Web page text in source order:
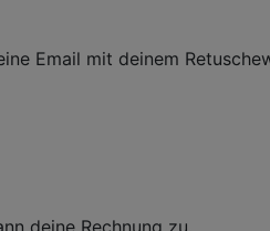
Email mit deinem
deine Rechnung zu.